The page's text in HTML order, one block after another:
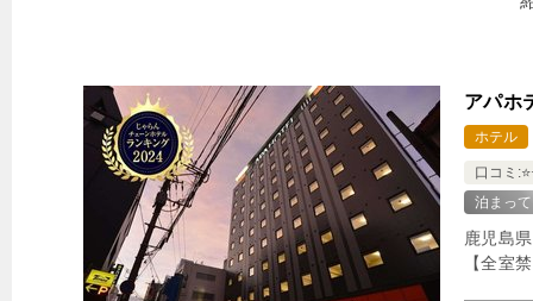
アパホ
ホテル
口コミ
泊まっ
鹿児島
【全室